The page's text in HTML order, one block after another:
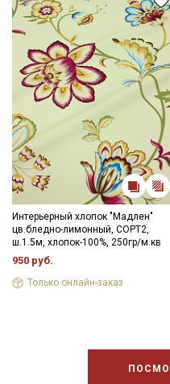
Интерьерный хлопок "Мадлен"
цв.бледно-лимонный, СОРТ2,
ш.1.5м, хлопок-100%, 250гр/м.кв
950 руб.
Только онлайн-заказ